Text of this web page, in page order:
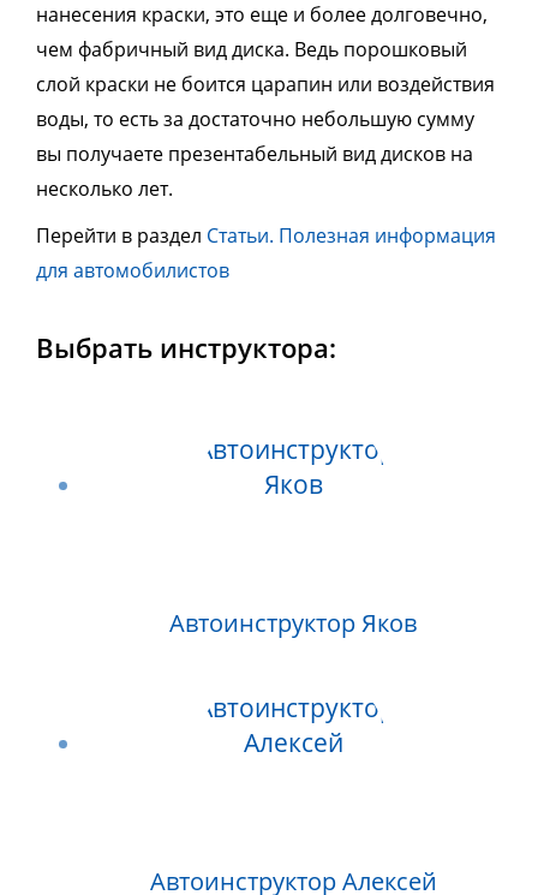
нанесения краски, это еще и более долговечно,
чем фабричный вид диска. Ведь порошковый
слой краски не боится царапин или воздействия
воды, то есть за достаточно небольшую сумму
вы получаете презентабельный вид дисков на
несколько лет.
Перейти в раздел Статьи. Полезная информация
для автомобилистов
Выбрать инструктора:
Автоинструктор Яков
Автоинструктор Алексей